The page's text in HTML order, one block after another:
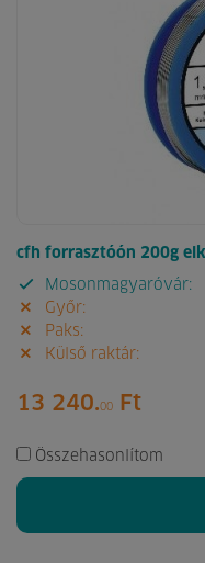
cfh forrasztóón 200g
Mosonmagyaróvár:
Győr:
Paks:
Külső raktár:
13 240.00 Ft
Összehasonlítom